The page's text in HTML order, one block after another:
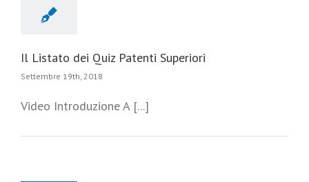
Il Listato dei Quiz Patenti Superiori
Settembre 19th, 2018
Video Introduzione A [...]